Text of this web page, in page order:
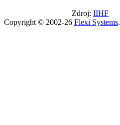
Zdroj: IIHF
Copyright © 2002-26 Flexi Systems.